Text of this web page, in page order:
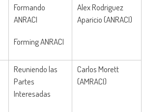
Formando
ANRACI
Forming ANRACI
Alex Rodriguez
Aparicio (ANRACI)
Reuniendo las
Partes
Interesadas
Carlos Morett
(AMRACI)